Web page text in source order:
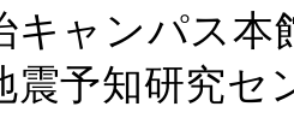
キャンパス本
知研究セン